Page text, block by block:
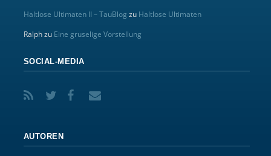
Haltlose Ultimaten II – TauBlog zu Haltlose Ultimaten
Ralphzu Eine gruselige Vorstellung
SOCIAL-MEDIA
AUTOREN